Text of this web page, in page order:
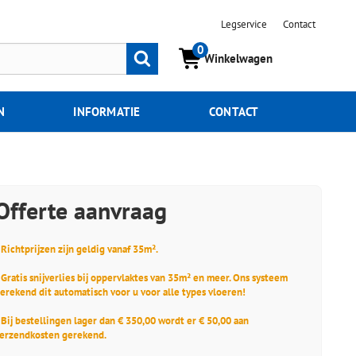
Legservice Contact
0
Winkelwagen
Zoeken
INFORMATIE CONTACT
aanvraag
zijn geldig vanaf 35m².
snijverlies bij oppervlaktes van 35m² en meer. Ons systeem
dit automatisch voor u voor alle types vloeren!
bestellingen lager dan € 350,00 wordt er € 50,00 aan
gerekend.